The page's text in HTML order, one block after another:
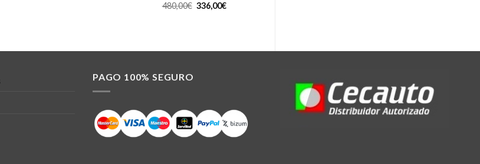
480,00€ 336,00€
PAGO 100% SEGURO